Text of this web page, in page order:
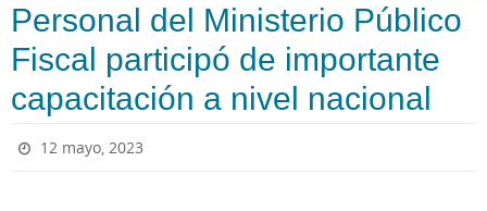
Personal del Ministerio Público
Fiscal participó de importante
capacitación a nivel nacional
12 mayo, 2023